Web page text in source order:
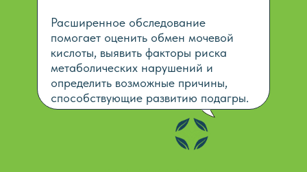
Расширенное обследование
помогает оценить обмен мочевой
кислоты, выявить факторы риска
метаболических нарушений и
определить возможные причины,
способствующие развитию подагры.